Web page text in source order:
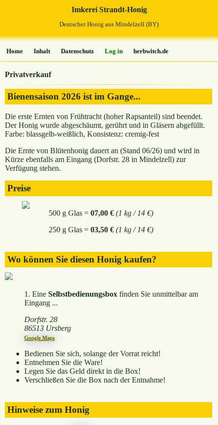
Imkerei Strandt-Honig
Deutscher Honig aus Mindelzell (BY)
Home Inhalt Datenschutz Log in herbwitch.de
Privatverkauf
Bienensaison 2026 ist im Gange...
Die erste Ernten von Frühtracht (hoher Rapsanteil) sind beendet.
Der Honig wurde abgeschäumt, gerührt und in Gläsern abgefüllt.
Farbe: blassgelb-weißlich, Konsistenz: cremig-fest
Die Ernte von Blütenhonig dauert an (Stand 06/26) und wird in
Kürze ebenfalls am Eingang (Dorfstr. 28 in Mindelzell) zur
Verfügung stehen.
Preise
500 g Glas =07,00 € (1 kg / 14 €)
250 g Glas =03,50 € (1 kg / 14 €)
Wo können Sie diesen Honig kaufen?
1. Eine Selbstbedienungsbox finden Sie unmittelbar am
Eingang ...
Dorfstr. 28
86513 Ursberg
Google Maps
Bedienen Sie sich, solange der Vorrat reicht!
Entnehmen Sie die Ware!
Legen Sie das Geld direkt in die Box!
Verschließen Sie die Box nach der Entnahme!
Hinweise zum Honig